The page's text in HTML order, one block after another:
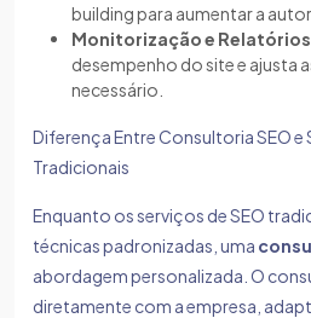
building para aumentar a
Monitorização e
desempenho do site e ajusta
necessário.
Diferença Entre Consultoria SEO e
Tradicionais
Enquanto os serviços de SEO
técnicas padronizadas, uma
abordagem personalizada. O
diretamente com a empresa,